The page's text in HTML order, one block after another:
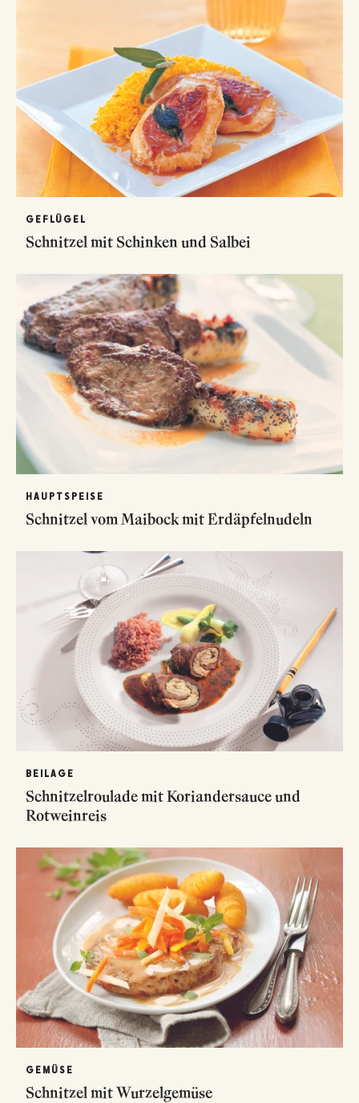
GEFLÜGEL
Schnitzel mit Schinken und Salbei
HAUPTSPEISE
Schnitzel vom Maibock mit Erdäpfelnudeln
BEILAGE
Schnitzelroulade mit Koriandersauce und
Rotweinreis
GEMÜSE
Schnitzel mit Wurzelgemüse